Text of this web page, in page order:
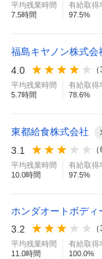
平均残業時間
7.5時間
有給取得
97.5%
福島キヤノン株式会
4.0 （
平均残業時間
5.7時間
有給取得
78.6%
東都給食株式会社
3.1 （
平均残業時間
10.0時間
有給取得
97.5%
ホンダオートボディ
3.2
（
平均残業時間
11.0時間
有給取得
100.0%